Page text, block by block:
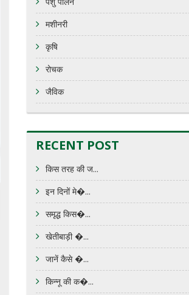
मशीनरी
कृषि
रोचक
जैविक
RECENT POST
किस तरह की ज...
इन दिनों मे�...
समृद्ध किस�...
खेतीबाड़ी �...
जानें कैसे �...
किन्नू की क�...